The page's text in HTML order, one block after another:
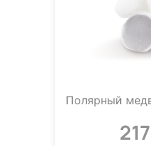
Полярный